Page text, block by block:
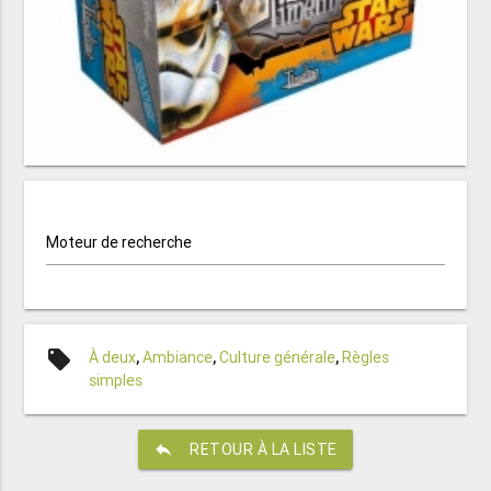
Moteur de recherche
local_offer À deux,Ambiance,Culture générale, Règles
simples
reply RETOUR À LA LISTE